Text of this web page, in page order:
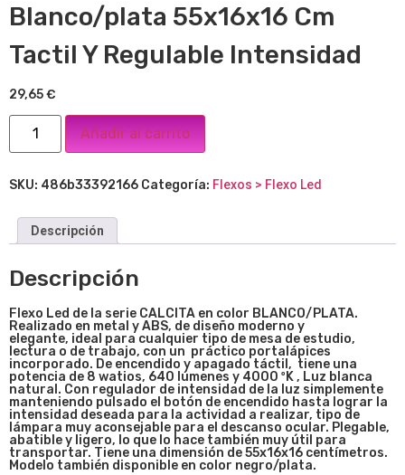
Blanco/plata 55x16x16 Cm
Tactil Y Regulable Intensidad
29,65€
Añadir al carrito
SKU: 486b33392166 Categoría: Flexos > Flexo Led
Descripción
Descripción
Flexo Led de la serie CALCITA en color BLANCO/PLATA.
Realizado en metal y ABS, de diseño moderno y
elegante, ideal para cualquier tipo de mesa de estudio,
lectura o de trabajo, con un práctico portalápices
incorporado. De encendido y apagado táctil, tiene una
potencia de 8 watios, 640 lúmenes y 4000 ºK , Luz blanca
natural. Con regulador de intensidad de la luz simplemente
manteniendo pulsado el botón de encendido hasta lograr la
intensidad deseada para la actividad a realizar, tipo de
lámpara muy aconsejable para el descanso ocular. Plegable,
abatible y ligero, lo que lo hace también muy útil para
transportar. Tiene una dimensión de 55x16x16 centímetros.
Modelo también disponible en color negro/plata.